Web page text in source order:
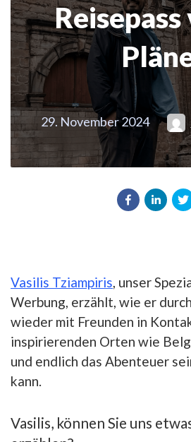
29. November 2024
Vasilis Tziampiris, unser
Werbung, erzählt, wie er
wieder mit Freunden in
inspirierenden Orten wie
und endlich das Abenteuer
kann.
Vasilis, können Sie uns